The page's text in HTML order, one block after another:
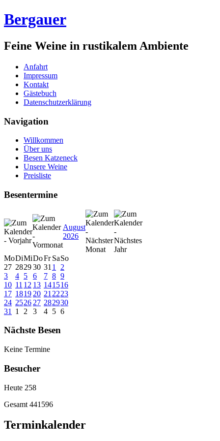
Bergauer
Feine Weine in rustikalem Ambiente
Anfahrt
Impressum
Kontakt
Gästebuch
Datenschutzerklärung
Navigation
Willkommen
Über uns
Besen Katzeneck
Unsere Weine
Preisliste
Besentermine
August
2026
MoDiMiDoFr SaSo
27 282930 31 1
2
3
4 5 6 7 8 9
10 11 12 13 141516
17 1819 20 21 2223
24 2526 27 282930
31
1 2 3 4 5 6
Nächste Besen
Keine Termine
Besucher
Heute 258
Gesamt 441596
Terminkalender